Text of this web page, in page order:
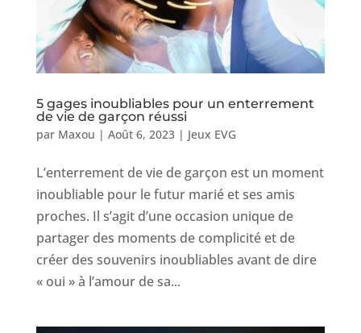
5 gages inoubliables pour un enterrement
de vie de garçon réussi
par Maxou | Août 6, 2023| Jeux EVG
L’enterrement de vie de garçon est un moment
inoubliable pour le futur marié et ses amis
proches. Il s’agit d’une occasion unique de
partager des moments de complicité et de
créer des souvenirs inoubliables avant de dire
« oui » à l’amour de sa...